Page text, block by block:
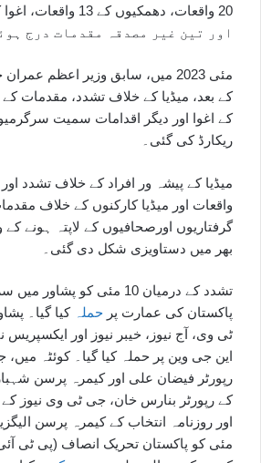
اور تین غیر مصدقہ مقدمات درج
مئی 2023 میں، سابق وزیر اعظم
کے بعد، میڈیا کے خلاف تشدد، مقدمات کے
کے اغوا اور دیگر اقدامات سمیت
ریکارڈ کی گئی۔
میڈیا کے پیشہ ور افراد کے خلاف تشدد
واقعات اور میڈیا کارکنوں کے خلاف
گرفتاریوں اورصحافیوں کے لاپتہ ہونے
بھر میں دستاویزی شکل دی گئی۔
تشدد کے درمیان 10 مئی کو
پاکستان کی عمارت پر حملہ
کیا گیا۔
ٹی وی، آج نیوز، خیبر نیوز اور
این جی وین پر حملہ کیا گیا۔ کوئٹہ میں،
رپورٹر فیضان علی اور کیمرہ پرسن
کے رپورٹر بنارس خان، جی ٹی وی نیوز کے
مئی کو پاکستان تحریک انصاف (پی ٹی